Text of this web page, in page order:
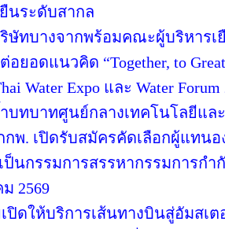
นระดับสากล
ษัทบางจากพร้อมคณะผู้บริหารเ
อยอดแนวคิด “Together, to
Water Expo และ Water
ำบทบาทศูนย์กลางเทคโนโลยีแ
กพ. เปิดรับสมัครคัดเลือกผู้แทน
ป็นกรรมการสรรหากรรมการกำ
2569
ปิดให้บริการเส้นทางบินสู่อัมสเต